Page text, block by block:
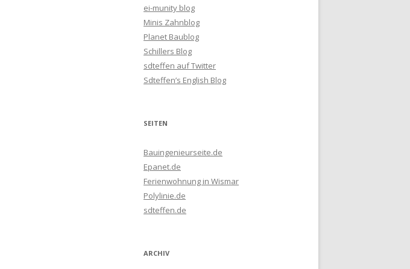
ei-munity blog
Minis Zahnblog
Planet Baublog
Schillers Blog
sdteffen auf Twitter
Sdteffen’s English Blog
SEITEN
Bauingenieurseite.de
Epanet.de
Ferienwohnung in Wismar
Polylinie.de
sdteffen.de
ARCHIV